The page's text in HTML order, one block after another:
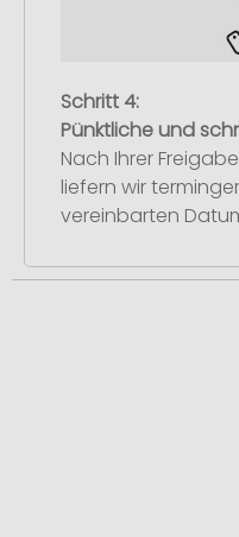
Schritt 4:
Pünktliche und
Nach Ihrer
liefern wir
vereinbarten